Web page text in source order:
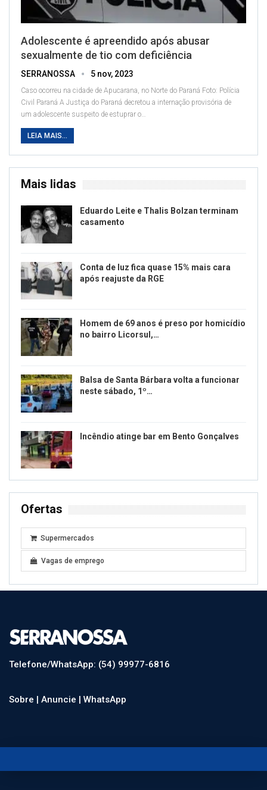
Adolescente é apreendido após abusar
sexualmente de tio com deficiência
SERRANOSSA 5 nov, 2023
Caso ocorreu na cidade de Apucarana, no Norte do Paraná Foto: Polícia
Civil Paraná A Justiça do Paraná decretou a internação provisória de
um adolescente suspeito de estuprar o…
LEIA MAIS...
Mais lidas
Eduardo Leite e Thalis Bolzan terminam
casamento
Conta de luz fica quase 15% mais cara
após reajuste da RGE
Homem de 69 anos é preso por homicídio
no bairro Licorsul,…
Balsa de Santa Bárbara volta a funcionar
neste sábado, 1º…
Incêndio atinge bar em Bento Gonçalves
Ofertas
Supermercados
Vagas de emprego
Telefone/WhatsApp: (54) 99977-6816
Sobre | Anuncie | WhatsApp